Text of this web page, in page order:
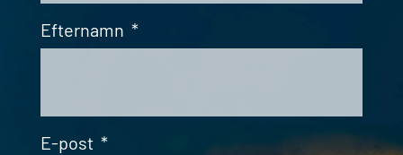
Efternamn *
E-post *